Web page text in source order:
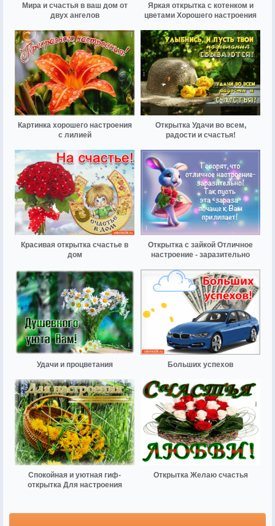
Мира и счастья в ваш дом от
двух ангелов
Яркая открытка с котенком и
цветами Хорошего настроения
Картинка хорошего настроения
с лилией
Открытка Удачи во всем,
радости и счастья!
Красивая открытка счастье в
дом
Открытка с зайкой Отличное
настроение - заразительно
Удачи и процветания Больших успехов
Спокойная и уютная гиф-
открытка Для настроения
Открытка Желаю счастья